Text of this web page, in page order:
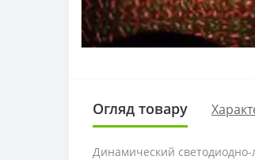
Огляд товару
Динамический